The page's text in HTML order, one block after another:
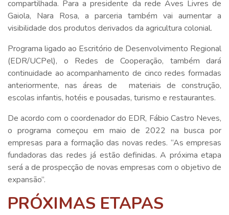
compartilhada. Para a presidente da rede Aves Livres de
Gaiola, Nara Rosa, a parceria também vai aumentar a
visibilidade dos produtos derivados da agricultura colonial.
Programa ligado ao Escritório de Desenvolvimento Regional
(EDR/UCPel), o Redes de Cooperação, também dará
continuidade ao acompanhamento de cinco redes formadas
anteriormente, nas áreas de materiais de construção,
escolas infantis, hotéis e pousadas, turismo e restaurantes.
De acordo com o coordenador do EDR, Fábio Castro Neves,
o programa começou em maio de 2022 na busca por
empresas para a formação das novas redes. “As empresas
fundadoras das redes já estão definidas. A próxima etapa
será a de prospecção de novas empresas com o objetivo de
expansão”.
PRÓXIMAS ETAPAS